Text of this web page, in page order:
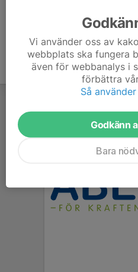
Vi använder oss av
webbplats ska fungera
även för webbanalys i
förbättra
Så
Godkänn
Bara